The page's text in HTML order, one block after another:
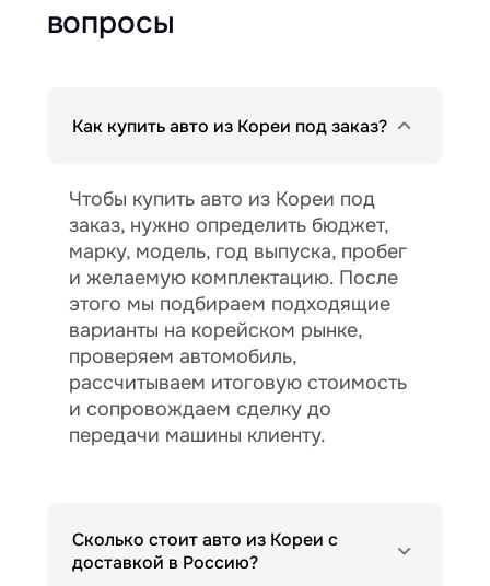
вопросы
Как купить авто из Кореи под заказ?
Чтобы купить авто из Кореи под
заказ, нужно определить бюджет,
марку, модель, год выпуска, пробег
и желаемую комплектацию. После
этого мы подбираем подходящие
варианты на корейском рынке,
проверяем автомобиль,
рассчитываем итоговую стоимость
и сопровождаем сделку до
передачи машины клиенту.
Сколько стоит авто из Кореи с
доставкой в Россию?